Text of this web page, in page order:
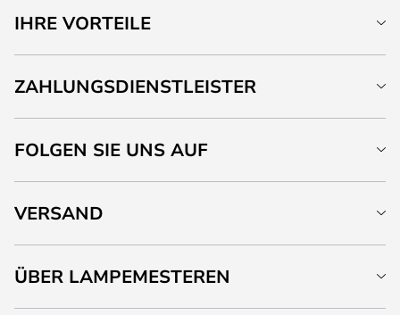
IHRE VORTEILE
ZAHLUNGSDIENSTLEISTER
FOLGEN SIE UNS AUF
VERSAND
ÜBER LAMPEMESTEREN